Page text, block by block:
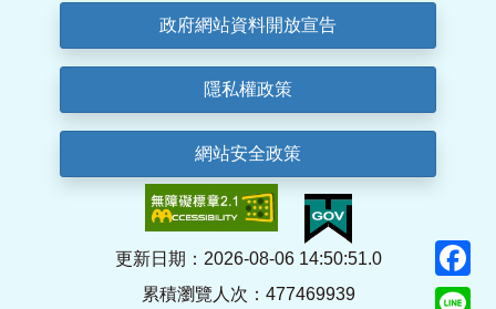
政府網站資料開放宣告
隱私權政策
網站安全政策
更新日期：2026-08-06 14:50:51.0
累積瀏覽人次：477469939